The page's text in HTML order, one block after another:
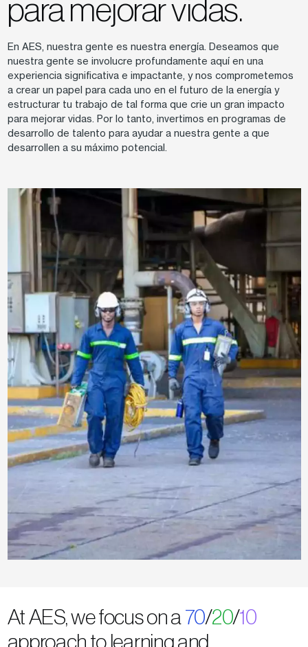
para mejorar vidas.
En AES, nuestra gente es nuestra energía. Deseamos que
nuestra gente se involucre profundamente aquí en una
experiencia significativa e impactante, y nos comprometemos
a crear un papel para cada uno en el futuro de la energía y
estructurar tu trabajo de tal forma que crie un gran impacto
para mejorar vidas. Por lo tanto, invertimos en programas de
desarrollo de talento para ayudar a nuestra gente a que
desarrollen a su máximo potencial.
At AES, we focus on a 70/20/10
approach to learning and